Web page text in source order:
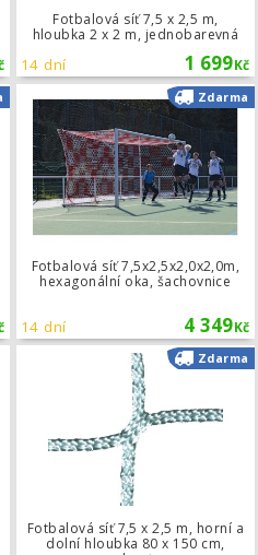
Fotbalová síť 7,5 x 2,5 m,
hloubka 2 x 2 m, jednobarevná
1 699Kč
14 dní
Světelná tabule LDP 51 s dálkovým
Fotbalová síť 7,5x2,5x2,0x2,0m,
hexagonální oka, šachovnice
4 349Kč
14 dní
Zdarma
Fotbalová síť 3,0x2,0x0,8x1,0m
Fotbalová síť 7,5 x 2,5 m, horní a
dolní hloubka 80 x 150 cm,
Zdarma